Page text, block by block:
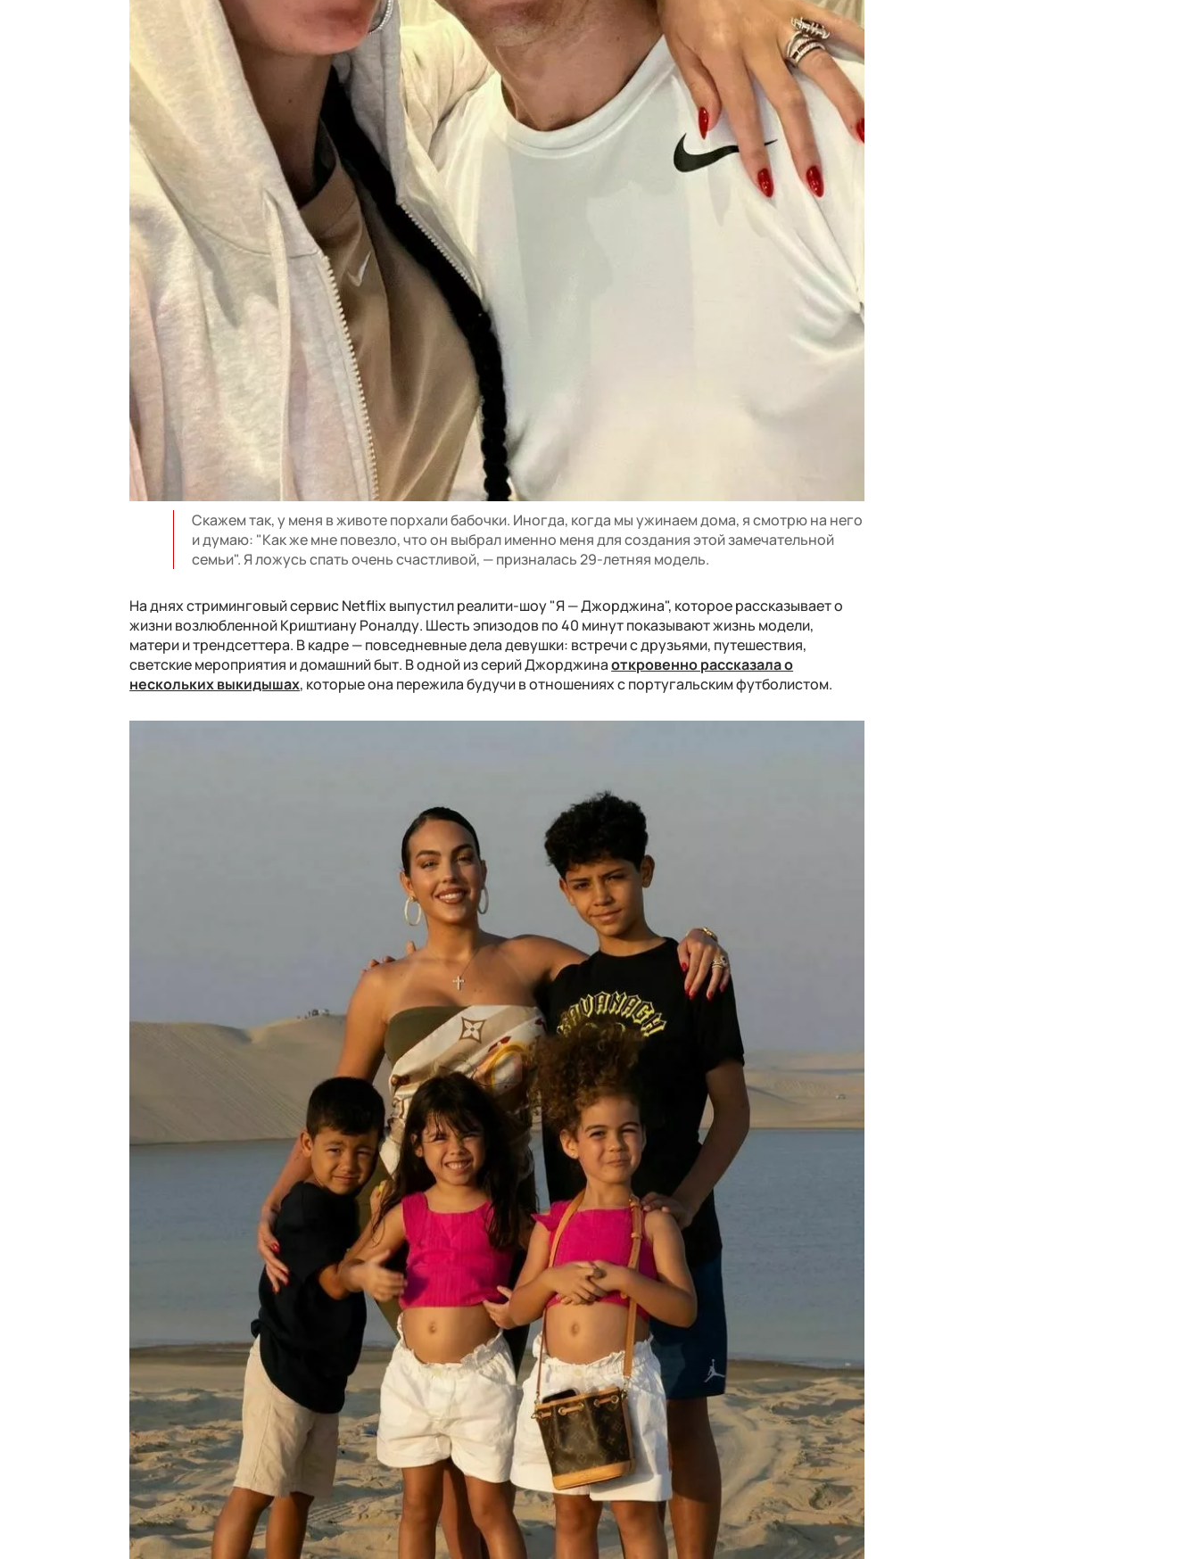
Скажем так, у меня в животе порхали бабочки. Иногда, когда мы ужинаем дома, я смотрю на него
и думаю: "Как же мне повезло, что он выбрал именно меня для создания этой замечательной
семьи". Я ложусь спать очень счастливой, — призналась 29-летняя модель.
На днях стриминговый сервис Netflix выпустил реалити-шоу "Я — Джорджина", которое рассказывает о
жизни возлюбленной Криштиану Роналду. Шесть эпизодов по 40 минут показывают жизнь модели,
матери и трендсеттера. В кадре — повседневные дела девушки: встречи с друзьями, путешествия,
светские мероприятия и домашний быт. В одной из серий Джорджинаоткровенно рассказала о
нескольких выкидышах, которые она пережила будучи в отношениях с португальским футболистом.